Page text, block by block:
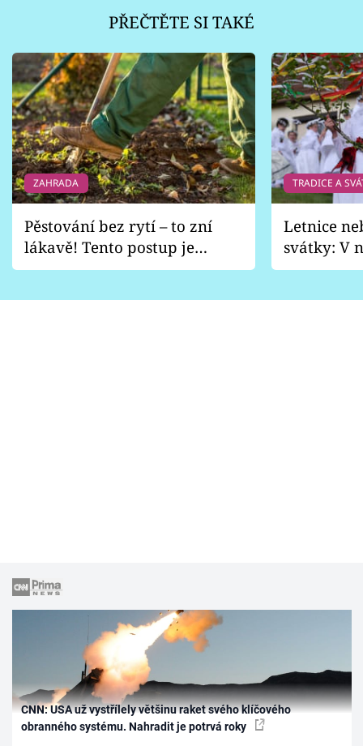
PŘEČTĚTE SI TAKÉ
ZAHRADA
Pěstování bez rytí – to zní
lákavě! Tento postup je
vhodný jen pro některé
TRADICE A
Letnice
svátky: V
pondělí
CNN: USA už vystřílely většinu raket svého klíčového
obranného systému. Nahradit je potrvá roky